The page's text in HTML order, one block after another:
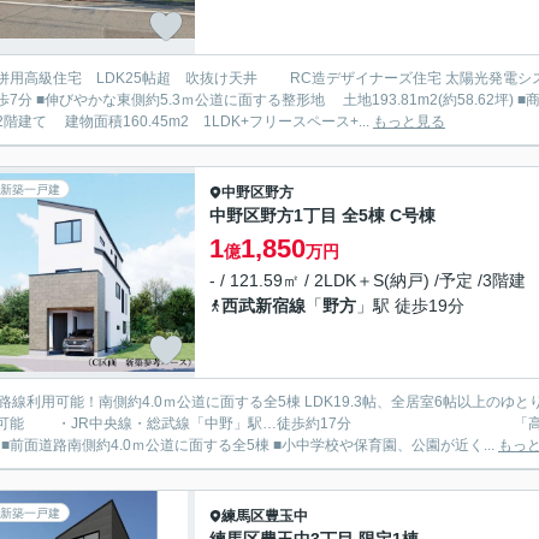
高級住宅 LDK25帖超 吹抜け天井 RC造デザイナーズ住宅 太陽光発電システム搭載 ■新宿線「都立家政」駅徒
坪) ■商業施設も近く毎日のお買い物も快適♪ ■2011年4月築 RC
建て 建物面積160.45m2 1LDK+フリースペース+... もっと見る
新築一戸建 中野区野方
中野区野方1丁目 全5棟 C号棟
1億1,850万円
- / 121.59㎡ / 2LDK＋S(納戸) /予定 /3階建
西武新宿線 「野方 」駅 徒歩19分
線利用可能！南側約4.0ｍ公道に面する全5棟 LDK19.3帖、全居室6帖以上のゆとりあ
可能 ・JR中央線・総武線「中野」駅…徒歩約17分 「高円寺
19分 ■前面道路南側約4.0ｍ公道に面する全5棟 ■小中学校や保育園、公園が近く... もっ
新築一戸建 練馬区豊玉中